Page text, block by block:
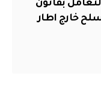
سيتم التعامل بقانون
خارج اطار